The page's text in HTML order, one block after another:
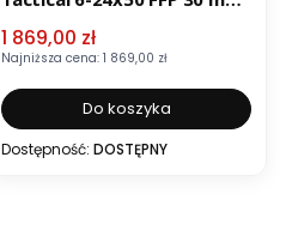
celownicza
Cena promocyjna
1 869,00 zł
Najniższa cena: 1 869,00 zł
Do koszyka
Dostępność: DOSTĘPNY